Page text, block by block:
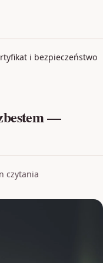
i bezpieczeństwo
—
czytania